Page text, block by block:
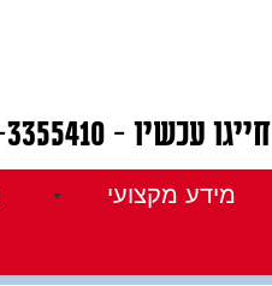
מידע מקצועי
חייגו עכשיו - 072-3355410